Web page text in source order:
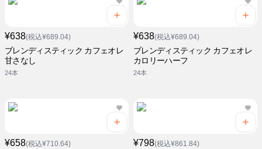
¥638(税込¥689.04)
ブレンディスティック カフェオレ
甘さなし
24本
¥638(税込¥689.04)
ブレンディスティック カフェオレ
カロリーハーフ
24本
¥658(税込¥710.64) ¥798(税込¥861.84)